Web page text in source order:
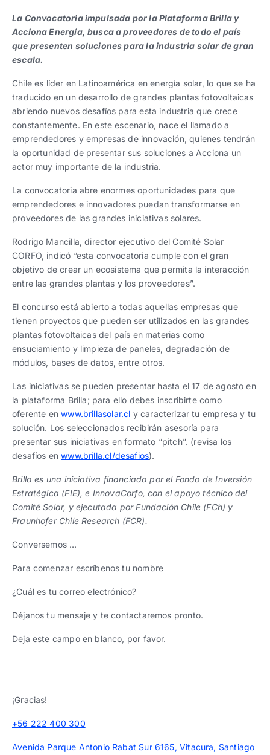
Ver todo
EspañolEnglish
Español English
Español English
progresivos de gestión
Ver todos
EspañolEnglish
Español
Español
La Convocatoria impulsada por la Plataforma Brilla y
Acciona Energía, busca a proveedores de todo el país
que presenten soluciones para la industria solar de gran
escala.
Chile es líder en Latinoamérica en energía solar, lo que se ha
traducido en un desarrollo de grandes plantas fotovoltaicas
abriendo nuevos desafíos para esta industria que crece
constantemente. En este escenario, nace el llamado a
emprendedores y empresas de innovación, quienes tendrán
la oportunidad de presentar sus soluciones a Acciona un
actor muy importante de la industria.
La convocatoria abre enormes oportunidades para que
emprendedores e innovadores puedan transformarse en
proveedores de las grandes iniciativas solares.
Rodrigo Mancilla, director ejecutivo del Comité Solar
CORFO, indicó “esta convocatoria cumple con el gran
objetivo de crear un ecosistema que permita la interacción
entre las grandes plantas y los proveedores”.
El concurso está abierto a todas aquellas empresas que
tienen proyectos que pueden ser utilizados en las grandes
plantas fotovoltaicas del país en materias como
ensuciamiento y limpieza de paneles, degradación de
módulos, bases de datos, entre otros.
Las iniciativas se pueden presentar hasta el 17 de agosto en
la plataforma Brilla; para ello debes inscribirte como
oferente enwww.brillasolar.cl y caracterizar tu empresa y tu
solución. Los seleccionados recibirán asesoría para
presentar sus iniciativas en formato “pitch”. (revisa los
desafíos enwww.brilla.cl/desafios).
Brilla es una iniciativa financiada por el Fondo de Inversión
Estratégica (FIE), e InnovaCorfo, con el apoyo técnico del
Comité Solar, y ejecutada por Fundación Chile (FCh) y
Fraunhofer Chile Research (FCR).
Conversemos …
Para comenzar escríbenos tu nombre
¿Cuál es tu correo electrónico?
Déjanos tu mensaje y te contactaremos pronto.
Deja este campo en blanco, por favor.
¡Gracias!
+56 222 400 300
Avenida Parque Antonio Rabat Sur 6165, Vitacura, Santiago